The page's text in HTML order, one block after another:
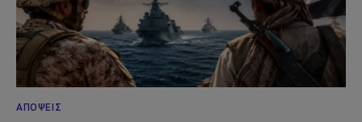
ΑΠΌΨΕΙΣ